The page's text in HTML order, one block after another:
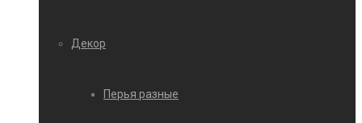
Декор
Перья разные